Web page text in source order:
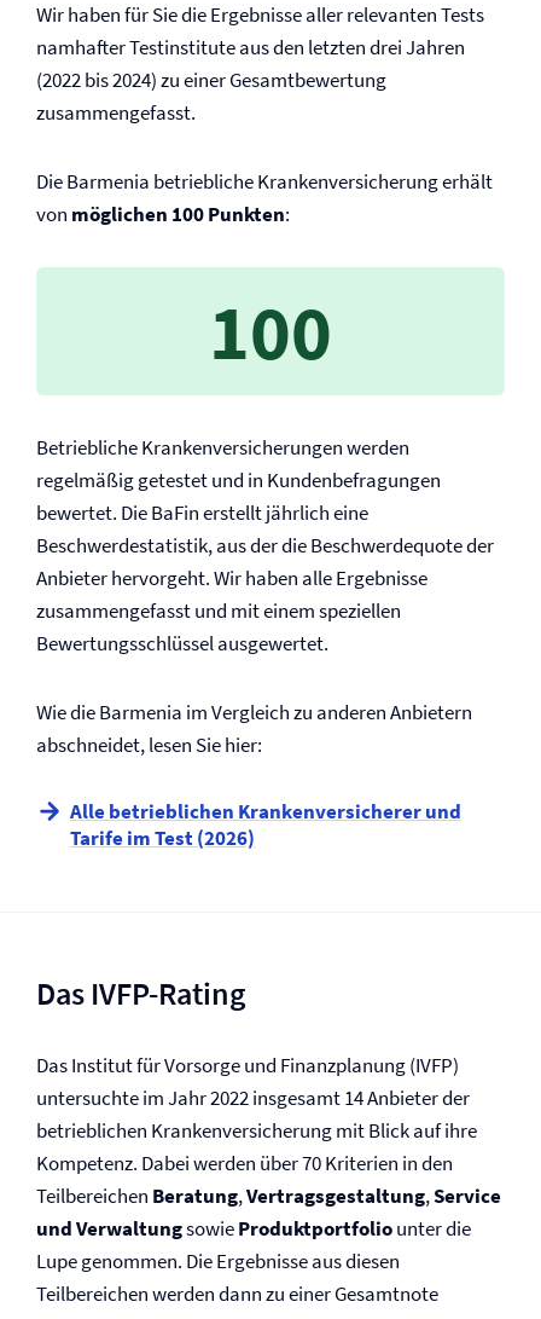
Wir haben für Sie die Ergebnisse aller relevanten Tests
namhafter Testinstitute aus den letzten drei Jahren
(2022 bis 2024) zu einer Gesamtbewertung
zusammengefasst.
Die Barmenia betriebliche Kranken­versicherung erhält
von möglichen 100 Punkten:
100
Betriebliche Kranken­versicherungen werden
regelmäßig getestet und in Kundenbefragungen
bewertet. Die BaFin erstellt jährlich eine
Beschwerdestatistik, aus der die Beschwerdequote der
Anbieter hervorgeht. Wir haben alle Ergebnisse
zusammengefasst und mit einem speziellen
Bewertungsschlüssel ausgewertet.
Wie die Barmenia im Vergleich zu anderen Anbietern
abschneidet, lesen Sie hier:
Alle betrieblichen Kranken­versicherer und
Tarife im Test (2026)
Das IVFP-Rating
Das Institut für Vorsorge und Finanzplanung (IVFP)
untersuchte im Jahr 2022 insgesamt 14 Anbieter der
betrieblichen Kranken­versicherung mit Blick auf ihre
Kompetenz. Dabei werden über 70 Kriterien in den
Teilbereichen Beratung,Vertragsgestaltung,Service
und VerwaltungsowieProduktportfoliounter die
Lupe genommen. Die Ergebnisse aus diesen
Teilbereichen werden dann zu einer Gesamtnote